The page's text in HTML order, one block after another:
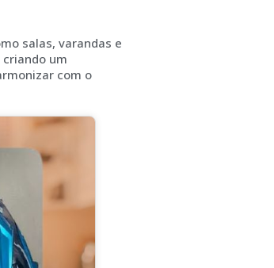
salas, varandas e
um
com o